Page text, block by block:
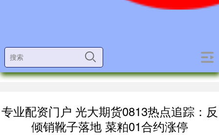
专业配资门户 光大期货0813热点追踪：反
倾销靴子落地 菜粕01合约涨停